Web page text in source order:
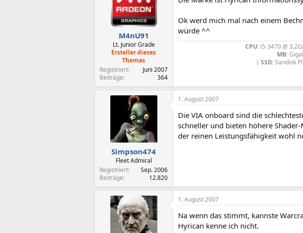
M4nU91
Lt. Junior Grade
Ersteller dieses
Themas
Registriert
Juni 2007
Beiträge
364
Ok werd mich mal nach einem
würde ^^
CPU: i5-3470 @
MB:
| SSD: Sandisk
Simpson474
Fleet Admiral
Registriert
Sep. 2006
Beiträge
12.820
1. August 2007
Die VIA onboard sind die
schneller und bieten höhere
der reinen Leistungsfähigkeit wohl
1. August 2007
Na wenn das stimmt, kannste
Hyrican kenne ich nicht.